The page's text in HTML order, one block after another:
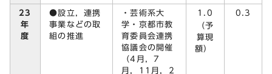
23
年
度
●設立，連携
事業などの取
組の推進
・芸術系大
学・京都市教
育委員会連携
協議会の開催
（4月，7
月，11月，2
1.0
（予
算現
額）
0.3